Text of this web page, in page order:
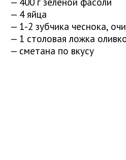
— 4 яйца
— 1-2 зубчика чеснока,
— 1 столовая ложка
— сметана по вкусу